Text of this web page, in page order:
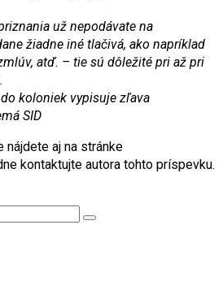
už nepodávate na
žiadne iné tlačivá, ako napríklad
atď. – tie sú dôležité pri až pri
koloniek vypisuje zľava
SID
nájdete aj na stránke
kontaktujte autora tohto príspevku.